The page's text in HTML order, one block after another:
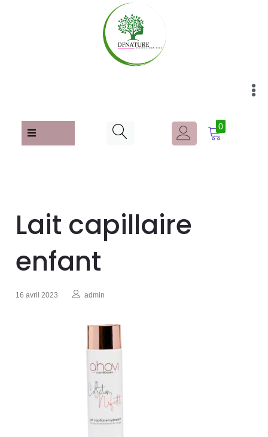
0
Lait capillaire
enfant
16 avril 2023 admin